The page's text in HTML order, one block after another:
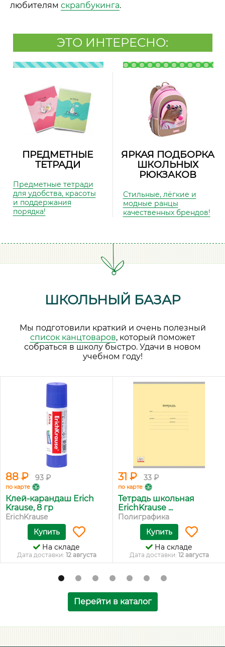
любителям скрапбукинга.
ЭТО ИНТЕРЕСНО:
ПРЕДМЕТНЫЕ
ТЕТРАДИ
Предметные тетради
для удобства, красоты
и поддержания
порядка!
ЯРКАЯ ПОДБОРКА
ШКОЛЬНЫХ
РЮКЗАКОВ
Стильные, лёгкие и
модные ранцы
качественных брендов!
ШКОЛЬНЫЙ БАЗАР
Мы подготовили краткий и очень полезный
список канцтоваров, который поможет
собраться в школу быстро. Удачи в новом
учебном году!
88 ₽ 93 ₽
по карте
Клей-карандаш Erich
Krause, 8 гр
ErichKrause
Купить
На складе
Дата доставки: 12 августа
31 ₽ 33 ₽
по карте
Тетрадь школьная
ErichKrause ...
Полиграфика
Купить
На складе
Дата доставки: 12 августа
Перейти в каталог